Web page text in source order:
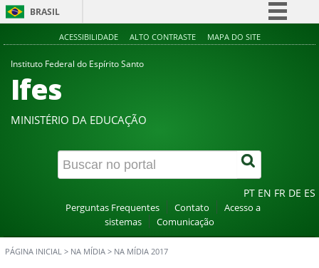
BRASIL
Simplifique!
Canais
ACESSIBILIDADE ALTO CONTRASTE MAPA DO SITE
Instituto Federal do Espírito Santo
Ifes
MINISTÉRIO DA EDUCAÇÃO
PT EN FR DE ES
Perguntas Frequentes Contato
Acesso a
sistemas
Comunicação
PÁGINA INICIAL > NA MÍDIA > NA MÍDIA 2017